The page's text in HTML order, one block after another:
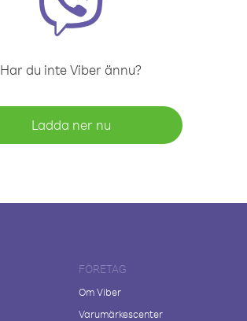
Har du inte Viber ännu?
Ladda ner nu
FÖRETAG
Om Viber
Varumärkescenter